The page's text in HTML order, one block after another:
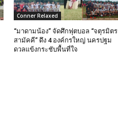
Conner Relaxed
“มาดามน้อง” จัดศึกฟุตบอล “จตุรมิตร
สามัคคี” ดึง 4 องค์กรใหญ่ นครปฐม
ดวลแข้งกระชับพื้นที่ใจ